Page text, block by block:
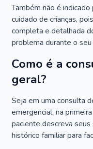
Também não é
cuidado de crianças,
completa e detalhada
problema durante o
Como é a
geral?
Seja em uma consulta
emergencial, na
paciente descreva
histórico familiar para